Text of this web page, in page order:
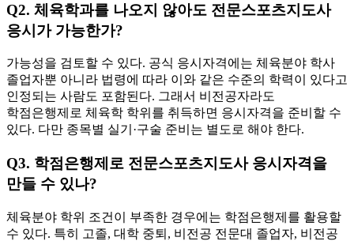
Q2. 체육학과를 나오지 않아도 전문스포츠지도사
응시가 가능한가?
가능성을 검토할 수 있다. 공식 응시자격에는 체육분야 학사
졸업자뿐 아니라 법령에 따라 이와 같은 수준의 학력이 있다고
인정되는 사람도 포함된다. 그래서 비전공자라도
학점은행제로 체육학 학위를 취득하면 응시자격을 준비할 수
있다. 다만 종목별 실기·구술 준비는 별도로 해야 한다.
Q3. 학점은행제로 전문스포츠지도사 응시자격을
만들 수 있나?
체육분야 학위 조건이 부족한 경우에는 학점은행제를 활용할
수 있다. 특히 고졸, 대학 중퇴, 비전공 전문대 졸업자, 비전공